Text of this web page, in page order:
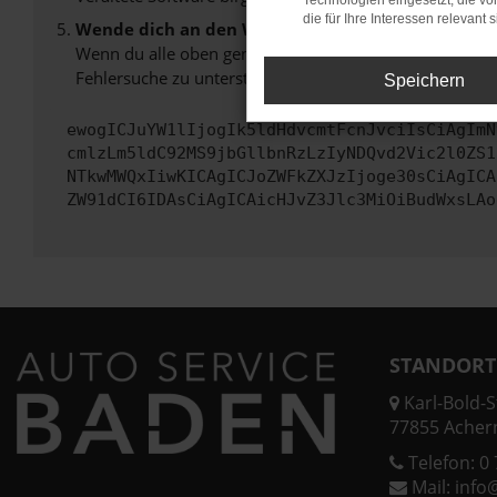
Wende dich an den Webseitenbetreiber.
Wenn du alle oben genannten Schritte versucht hast,
Fehlersuche zu unterstützen:
Karl-Bold-
77855
Telefon: 0
Mail:
die für Ihre Interessen relevant
Speichern